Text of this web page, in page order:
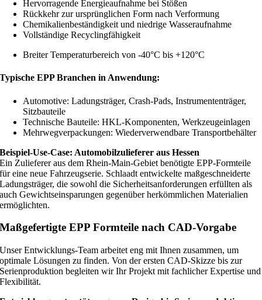
Hervorragende Energieaufnahme bei Stößen
Rückkehr zur ursprünglichen Form nach Verformung
Chemikalienbeständigkeit und niedrige Wasseraufnahme
Vollständige Recyclingfähigkeit
Breiter Temperaturbereich von -40°C bis +120°C
Typische EPP Branchen in Anwendung:
Automotive: Ladungsträger, Crash-Pads, Instrumententräger,
Sitzbauteile
Technische Bauteile: HKL-Komponenten, Werkzeugeinlagen
Mehrwegverpackungen: Wiederverwendbare Transportbehälter
Beispiel-Use-Case: Automobilzulieferer aus Hessen
Ein Zulieferer aus dem Rhein-Main-Gebiet benötigte EPP-Formteile
für eine neue Fahrzeugserie. Schlaadt entwickelte maßgeschneiderte
Ladungsträger, die sowohl die Sicherheitsanforderungen erfüllten als
auch Gewichtseinsparungen gegenüber herkömmlichen Materialien
ermöglichten.
Maßgefertigte EPP Formteile nach CAD-Vorgabe
Unser Entwicklungs-Team arbeitet eng mit Ihnen zusammen, um
optimale Lösungen zu finden. Von der ersten CAD-Skizze bis zur
Serienproduktion begleiten wir Ihr Projekt mit fachlicher Expertise und
Flexibilität.